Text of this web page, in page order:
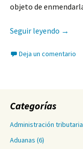
objeto de
Seguir leyendo El
→
Deja un comentario
Categorías
Administración tributaria
Aduanas (6)